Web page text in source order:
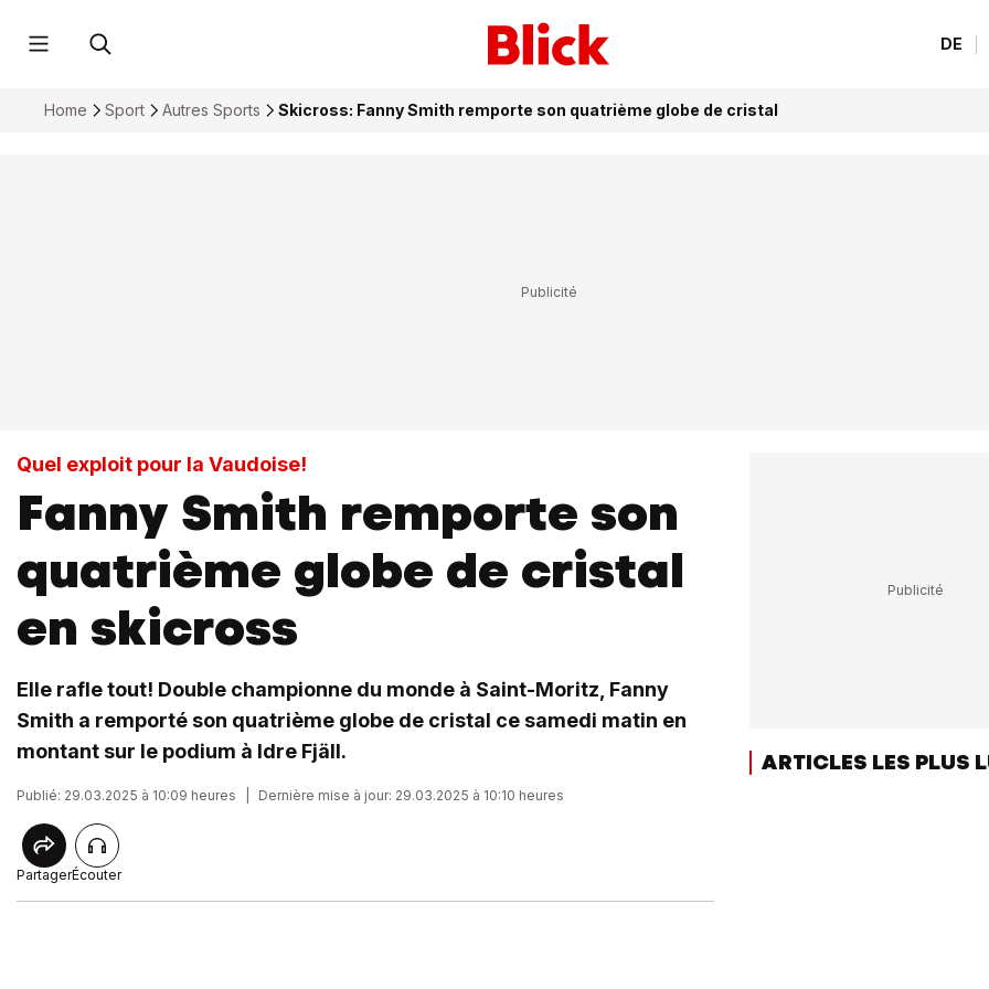
DE
Home Sport Autres Sports Skicross: Fanny Smith remporte son quatrième globe de cristal
Quel exploit pour la Vaudoise!
Fanny Smith remporte son
quatrième globe de cristal
en skicross
Elle rafle tout! Double championne du monde à Saint-Moritz, Fanny
Smith a remporté son quatrième globe de cristal ce samedi matin en
montant sur le podium à Idre Fjäll.
Publié: 29.03.2025 à 10:09 heures Dernière mise à jour: 29.03.2025 à 10:10 heures
PartagerÉcouter
ARTICLES LES PLUS